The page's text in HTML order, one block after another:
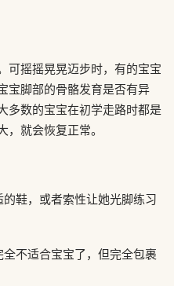
可摇摇晃晃迈步时，有的宝宝
宝脚部的骨骼发育是否有异
多数的宝宝在初学走路时都是
就会恢复正常。
鞋，或者索性让她光脚练习
不适合宝宝了，但完全包裹